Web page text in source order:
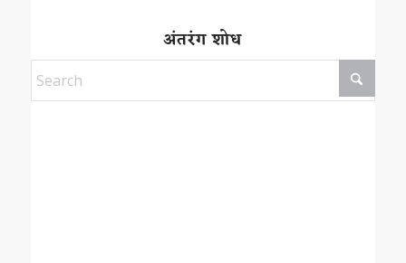
अंतरंग शोध